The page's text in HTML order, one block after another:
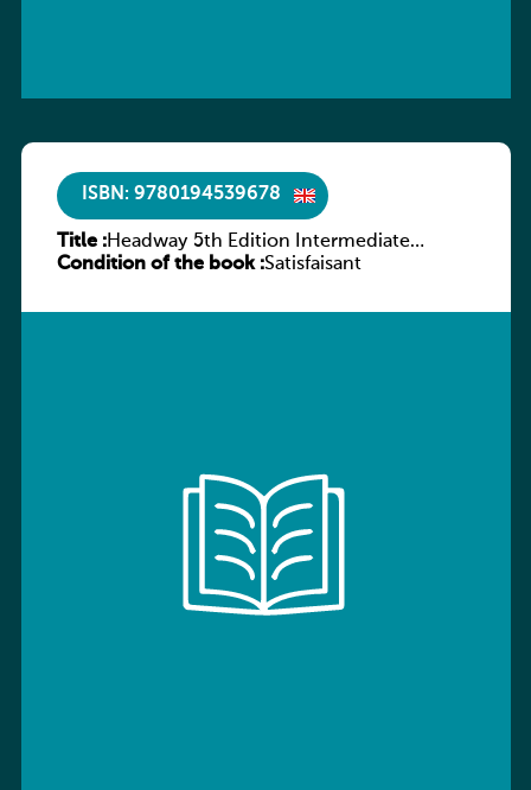
ISBN: 9780194539678
Title :Headway 5th Edition Intermediate
Workbook without key
Condition of the book :Satisfaisant